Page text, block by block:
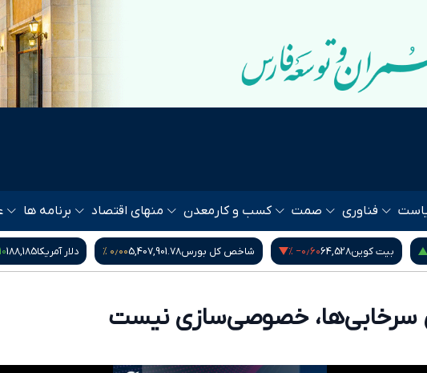
فناوری صمت کسب و کار معدن منهای اقتصاد برنامه ها
بیت کوین64,528‎−۰٫۶۰ % شاخص کل بورس5,407,901.78۰٫۰۰ % دلار آمریکا188,185
سرخابی‌ها، خصوصی‌سازی نیست